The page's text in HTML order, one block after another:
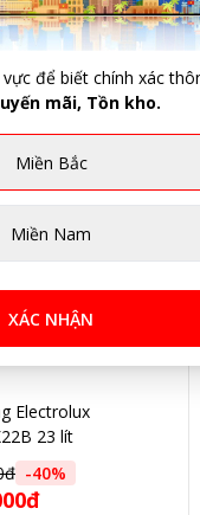
Electrolux
23 lít
-40%
để biết chính xác
mãi, Tồn kho.
Miền Bắc
Miền Nam
XÁC NHẬN